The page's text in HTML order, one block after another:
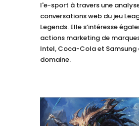
l'e-sport à travers une
conversations web du jeu
Legends. Elle s’intéresse
actions marketing de
Intel, Coca-Cola et Samsung
domaine.